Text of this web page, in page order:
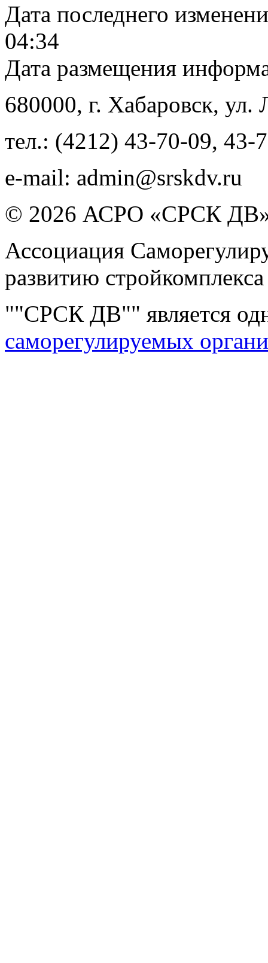
Дата последнего
04:34
Дата размещения
680000, г. Хабаровск, ул.
тел.: (4212) 43-70-09, 43-
e-mail: admin@srskdv.ru
© 2026 АСРО «СРСК
Ассоциация
развитию
""СРСК ДВ"" является
саморегулируемых